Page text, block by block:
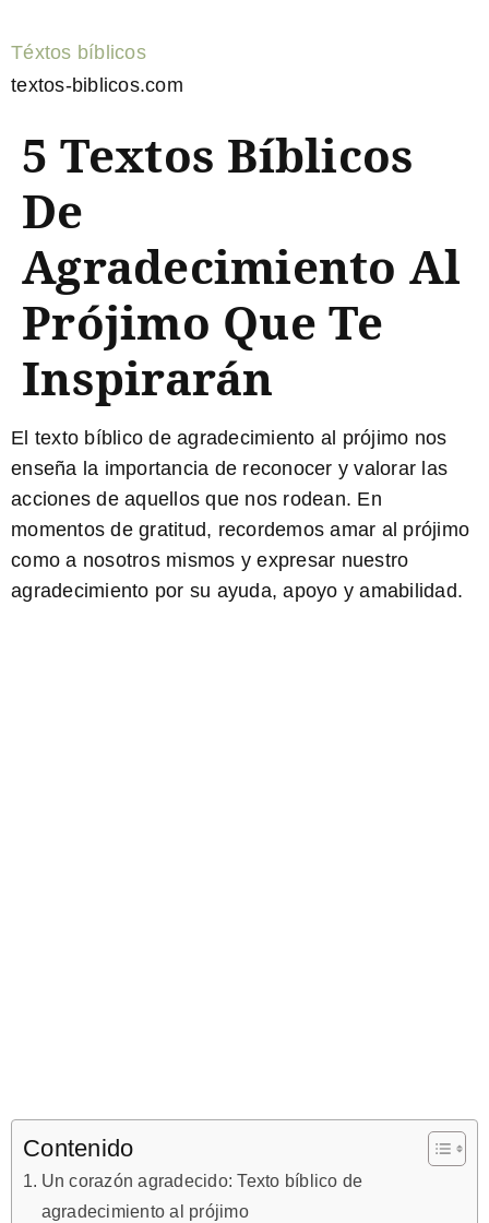
Téxtos bíblicos
textos-biblicos.com
5 Textos Bíblicos
De
Agradecimiento Al
Prójimo Que Te
Inspirarán
El texto bíblico de agradecimiento al prójimo nos
enseña la importancia de reconocer y valorar las
acciones de aquellos que nos rodean. En
momentos de gratitud, recordemosamar al prójimo
como a nosotros mismos y expresar nuestro
agradecimiento por su ayuda, apoyo y amabilidad.
Contenido
Un corazón agradecido: Texto bíblico de
agradecimiento al prójimo